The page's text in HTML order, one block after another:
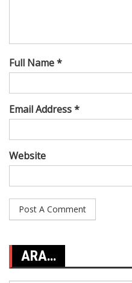
Full Name *
Email Address *
Website
ARA…